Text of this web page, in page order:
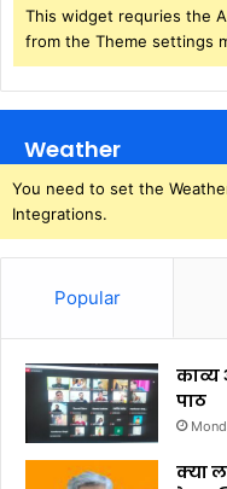
This widget requries the
from the Theme settings
Weather
You need to set the
Integrations.
Popular
काव्य
पाठ
क्या